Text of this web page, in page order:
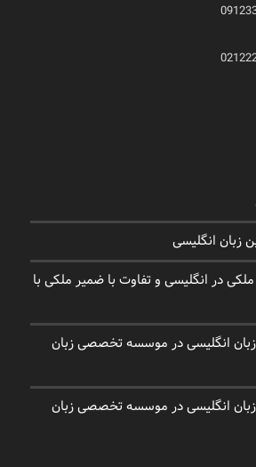
زبان انگلیسی
در انگلیسی و تفاوت با ضمیر ملکی با
زبان انگلیسی در موسسه تخصصی زبان
زبان انگلیسی در موسسه تخصصی زبان